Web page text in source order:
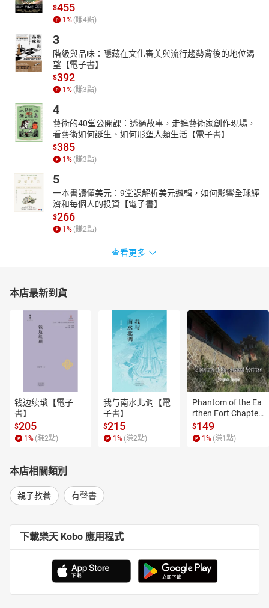
$455
1 % (賺4點)
3
階級與品味：隱藏在文化審美與流行趨勢背後的地位渴
望【電子書】
$392
1 % (賺3點)
4
藝術的40堂公開課：透過故事，走進藝術家創作現場，
看藝術如何誕生、如何形塑人類生活【電子書】
$385
1 % (賺3點)
5
一本書讀懂美元：9堂課解析美元邏輯，如何影響全球經
濟和每個人的投資【電子書】
$266
1 % (賺2點)
查看更多
本店最新到貨
钱边续琐【電子
書】
$205
1 % (賺2點)
我与南水北调【電
子書】
$215
1 % (賺2點)
Phantom of the Ea
rthen Fort Chapter
4【有聲書】
$149
1 % (賺1 點)
本店相關類別
親子教養 有聲書
下載樂天 Kobo 應用程式